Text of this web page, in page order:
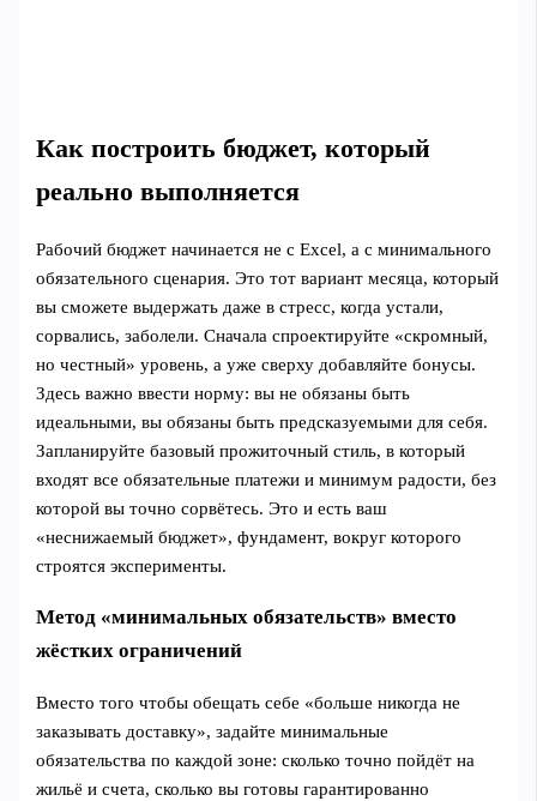
Как построить бюджет, который
реально выполняется
Рабочий бюджет начинается не с Excel, а с минимального
обязательного сценария. Это тот вариант месяца, который
вы сможете выдержать даже в стресс, когда устали,
сорвались, заболели. Сначала спроектируйте «скромный,
но честный» уровень, а уже сверху добавляйте бонусы.
Здесь важно ввести норму: вы не обязаны быть
идеальными, вы обязаны быть предсказуемыми для себя.
Запланируйте базовый прожиточный стиль, в который
входят все обязательные платежи и минимум радости, без
которой вы точно сорвётесь. Это и есть ваш
«неснижаемый бюджет», фундамент, вокруг которого
строятся эксперименты.
Метод «минимальных обязательств» вместо
жёстких ограничений
Вместо того чтобы обещать себе «больше никогда не
заказывать доставку», задайте минимальные
обязательства по каждой зоне: сколько точно пойдёт на
жильё и счета, сколько вы готовы гарантированно